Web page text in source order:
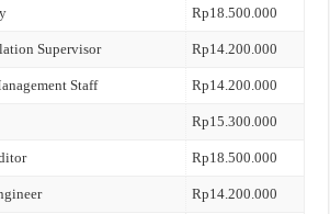
Rp18.500.000
Supervisor Rp14.200.000
Staff Rp14.200.000
Rp15.300.000
Rp18.500.000
Rp14.200.000